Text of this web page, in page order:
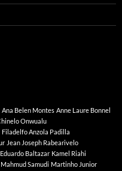
Ana Belen Montes Anne Laure Bonnel
Onwualu
Filadelfo Anzola Padilla
Jean Joseph Rabearivelo
Baltazar Kamel Riahi
Mahmud Samudi Martinho Junior